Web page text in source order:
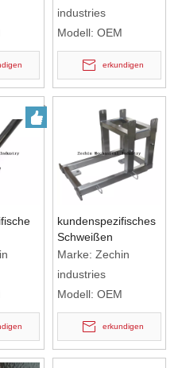
industries
Modell: OEM
erkundigen
kundenspezifisches
Schweißen
Schweißdienste
Marke: Zechin
industries
Modell: OEM
erkundigen